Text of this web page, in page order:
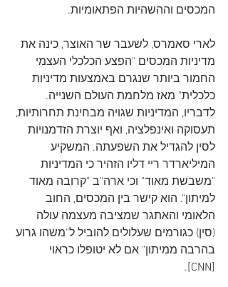
המכסים וההשהיות הפתאומיות.
לארי סאמרס, לשעבר שר האוצר, כינה את
מדיניות המכסים "הפצע הכלכלי העצמי
החמור ביותר שנגרם באמצעות מדיניות
כלכלית" מאז מלחמת העולם השנייה.
לדבריו, המדיניות שגויה מבחינת תחרותיות,
תעסוקה ואינפלציה, ואף יוצרת הזדמנויות
לסין להגדיל את השפעתה. המשקיע
המיליארדר ריי דליו הזהיר כי המדיניות
"משבשת מאוד" וכי ארה"ב "קרובה מאוד
למיתון". הוא קישר בין המכסים, החוב
הלאומי והאתגר שמציבה מעצמה עולה
(סין) כגורמים שעלולים להוביל ל"משהו גרוע
בהרבה ממיתון" אם לא יטופלו כראוי
[CNN].